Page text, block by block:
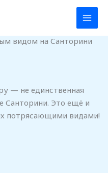
видом на Санторини
— не единственная
Санторини. Это ещё и
потрясающими видами!